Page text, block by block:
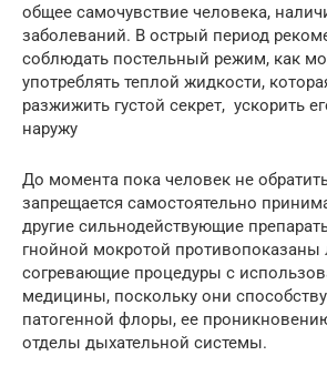
общее самочувствие человека,
заболеваний. В острый период
соблюдать постельный режим, как
употреблять теплой жидкости,
разжижить густой секрет, ускорить
наружу
До момента пока человек не
запрещается самостоятельно
другие сильнодействующие
гнойной мокротой
согревающие процедуры с
медицины, поскольку они
патогенной флоры, ее
отделы дыхательной системы.